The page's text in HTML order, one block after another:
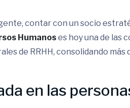
contar con un socio
Humanoses hoy una de las
de RRHH, consolidando más
en las